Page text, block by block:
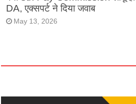
DA, एक्सपर्ट ने दिया जवाब
May 13, 2026